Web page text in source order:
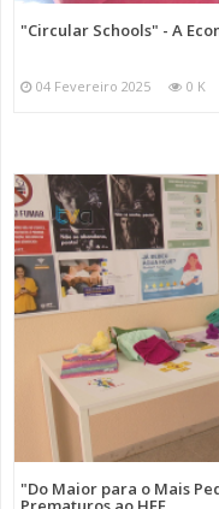
"Circular Schools" - A
04 Fevereiro 2025 0 K
"Do Maior para o Mais